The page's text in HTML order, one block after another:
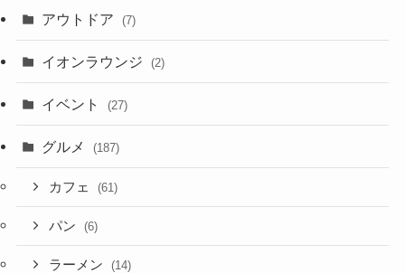
アウトドア (7)
イオンラウンジ (2)
イベント (27)
グルメ (187)
カフェ (61)
パン (6)
ラーメン (14)